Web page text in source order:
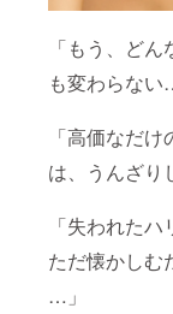
「もう、ど
も変わらない
「高価なだ
は、うんざり
「失われたハ
ただ懐かしむ
…」